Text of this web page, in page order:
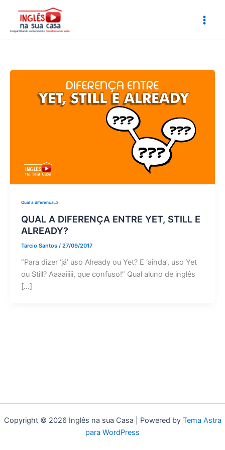
conteúdo
Qual a diferença...?
QUAL A DIFERENÇA ENTRE YET, STILL E
ALREADY?
Tarcio Santos / 27/09/2017
“Para dizer ‘já’ uso Already ou Yet? E ‘ainda’, uso Yet
ou Still? Aaaaiiiii, que confuso!” Qual aluno de inglês
[…]
Copyright © 2026 Inglês na sua Casa | Powered by Tema Astra
para WordPress